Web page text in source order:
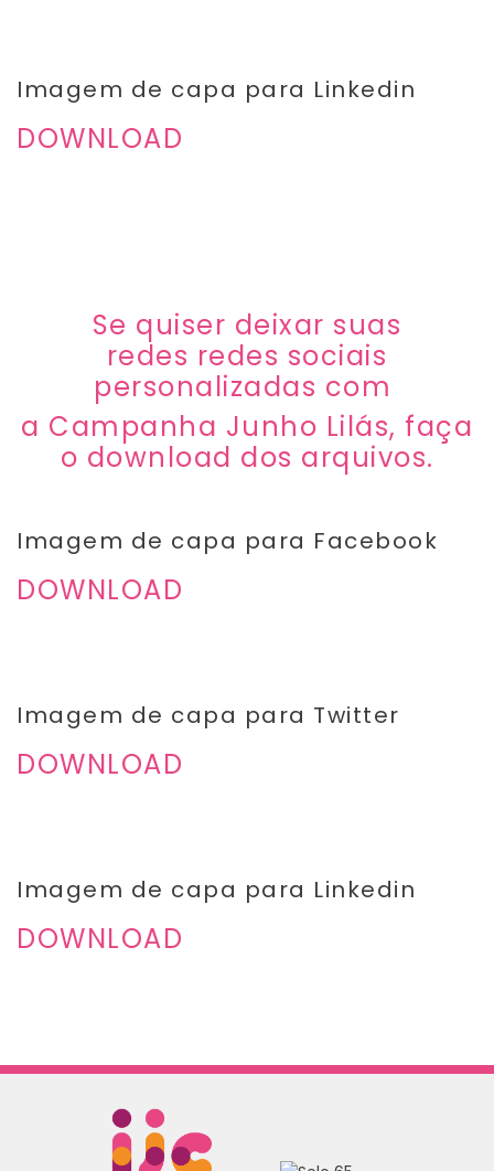
Imagem de capa para Linkedin
DOWNLOAD
Se quiser deixar suas
redes redes sociais
personalizadas com
a Campanha Junho Lilás, faça
o download dos arquivos.
Imagem de capa para Facebook
DOWNLOAD
Imagem de capa para Twitter
DOWNLOAD
Imagem de capa para Linkedin
DOWNLOAD